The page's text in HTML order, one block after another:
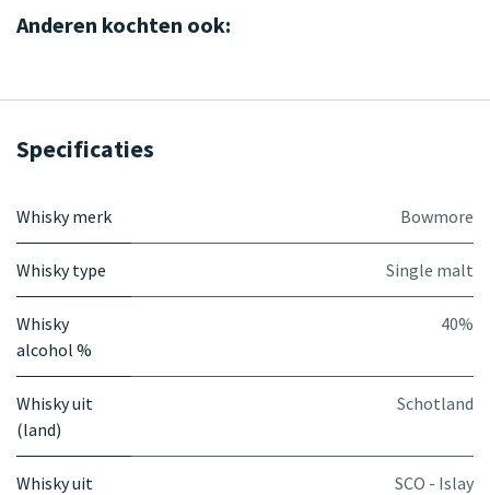
Anderen kochten ook:
Specificaties
Whisky merk Bowmore
Whisky type Single malt
Whisky
alcohol %
40%
Whisky uit
(land)
Schotland
Whisky uit
SCO - Islay